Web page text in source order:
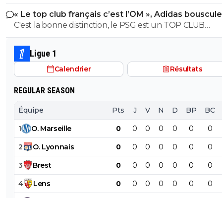
Doha en 2017 et 2019 pour organiser les
monde d'athlétisme Février 2020 : accusation de
corruption de Jérôme Valcke (ex-secrétaire général de
réseaux sociaux pour défendre ses intérêts Février 2023 :
accusation d'enlèvement, séquestration et torture Fevrier
2025 Nasser al-Khelaïfi a été mis en examen pour
d'achat de vote et d'atteinte à la liberté du vote, et d
soupçons d’ escroquerie en bande organisée,
aggravé, abus de confiance et détournement de fonds
publics. Mars 2026 : Nasser Al-Khelaïfi visé pour prise illégale
d'intérêts
« Le top club français c’est l’OM », Adidas
PSG
C'est la bonne distinction, le PSG est un TOP CLUB
MONDIAL, l'OM est un top Club Français!
Ligue 1
Calendrier Résultats
REGULAR SEASON
Équipe Pts J V N D BP BC
1 O. Marseille 0 0 0 0 0 0 0
2 O. Lyonnais 0 0 0 0 0 0 0
3 Brest 0 0 0 0 0 0 0
4 Lens 0 0 0 0 0 0 0